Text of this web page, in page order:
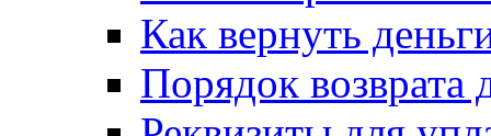
Как вернуть
Порядок возврата